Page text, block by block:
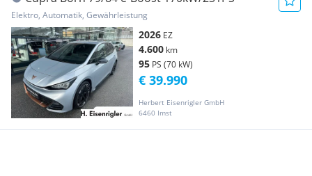
Elektro, Automatik, Gewährleistung
2026 EZ
4.600 km
95 PS (70 kW)
Herbert Eisenrigler GmbH
6460 Imst
€ 39.990